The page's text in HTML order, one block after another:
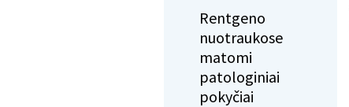
Rentgeno
nuotraukose
matomi
patologiniai
pokyčiai